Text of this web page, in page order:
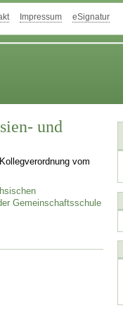
Impressum eSignatur
und
vom
Gemeinschaftsschule